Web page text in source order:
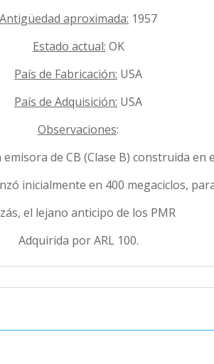
Antigüedad aproximada: 1957
Estado actual: OK
País de Fabricación: USA
País de Adquisición: USA
Observaciones:
de CB (Clase B) construida en
inicialmente en 400 megaciclos,
el lejano anticipo de los PMR
Adquirida por ARL 100.